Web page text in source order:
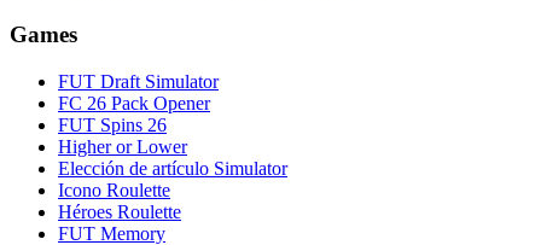
Games
FUT Draft Simulator
FC 26 Pack Opener
FUT Spins 26
Higher or Lower
Elección de artículo Simulator
Icono Roulette
Héroes Roulette
FUT Memory